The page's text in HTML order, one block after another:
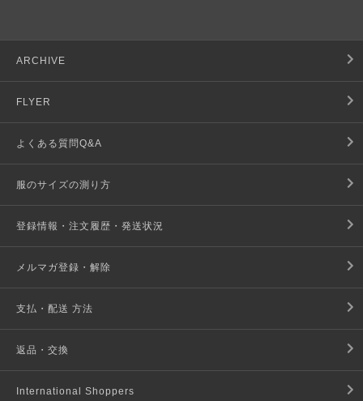
ARCHIVE
FLYER
よくある質問Q&A
服のサイズの測り方
登録情報・注文履歴・発送状況
メルマガ登録・解除
支払・配送 方法
返品・交換
International Shoppers